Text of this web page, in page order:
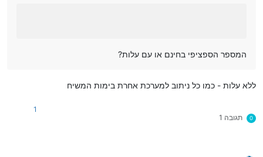
המספר הספציפי בחינם או עם עלות?
ללא עלות - כמו כל ניתוב למערכת אחרת בימות המשיח
0 תגובה 1
1